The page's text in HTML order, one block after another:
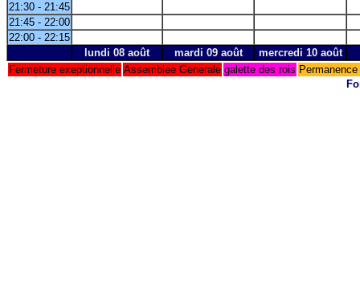
21:30 - 21:45
21:45 - 22:00
22:00 - 22:15
lundi 08 août
mardi 09 août
mercredi 10 août
Fermeture exeptionnelle Assemblee Generale galette des rois